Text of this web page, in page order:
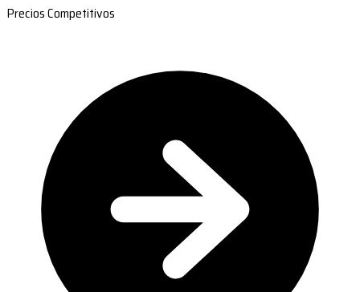
Precios Competitivos